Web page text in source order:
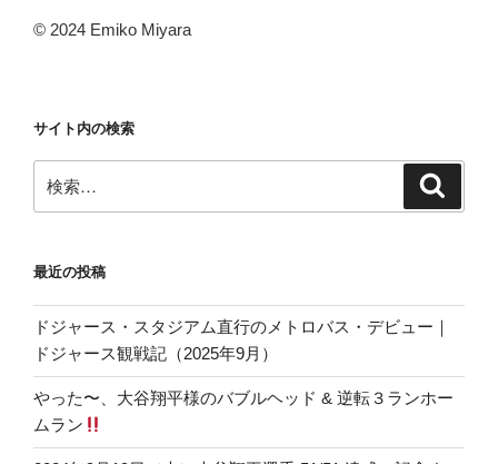
© 2024 Emiko Miyara
サイト内の検索
索:
最近の投稿
ドジャース・スタジアム直行のメトロバス・デビュー｜
ドジャース観戦記（2025年9月）
やった〜、大谷翔平様のバブルヘッド & 逆転３ランホー
ムラン